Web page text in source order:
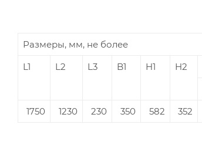
Размеры, мм, не более
L1
L2 L3 B1 H1 H2
1750
1230 230 350 582 352